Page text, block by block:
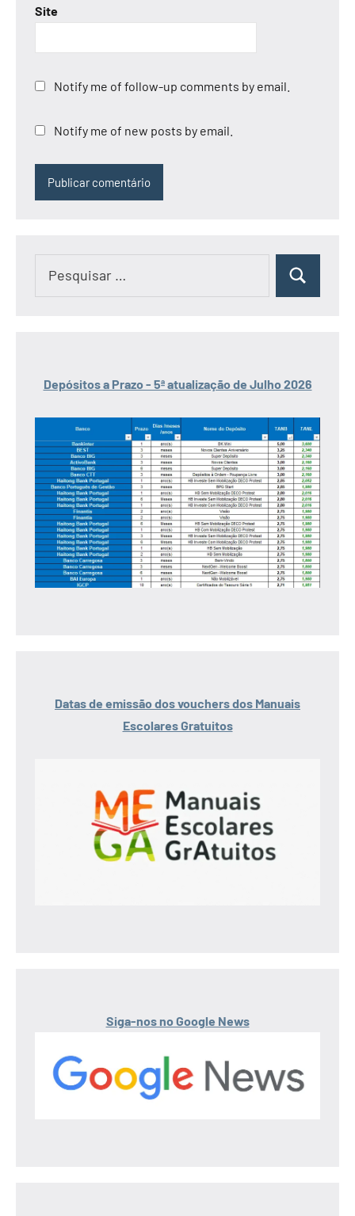
Site
Notify me of follow-up comments by email.
Notify me of new posts by email.
Pesquisar
Depósitos a Prazo - 5ª atualização de Julho 2026
Datas de emissão dos vouchers dos Manuais
Escolares Gratuitos
Siga-nos no Google News